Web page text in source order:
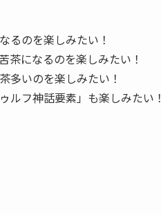
るのを楽しみたい！
茶になるのを楽しみたい！
多いのを楽しみたい！
ルフ神話要素」も楽しみたい！